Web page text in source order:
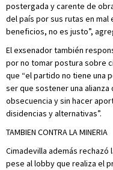
postergada y carente de
del país por sus rutas en mal
beneficios, no es justo”,
El exsenador también
por no tomar postura sobre
que “el partido no tiene una
ser que sostener una
obsecuencia y sin hacer
disidencias y alternativas”.
TAMBIEN CONTRA LA MINERIA
Cimadevilla además rechazó
pese al lobby que realiza el